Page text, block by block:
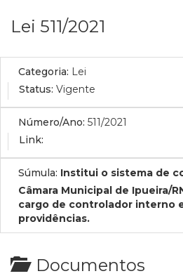
Lei 511/2021
Categoria: Lei
Status: Vigente
Número/Ano: 511/2021
Link:
Súmula: Institui o sistema de
Câmara Municipal de Ipueira/
cargo de controlador interno
providências.
Documentos